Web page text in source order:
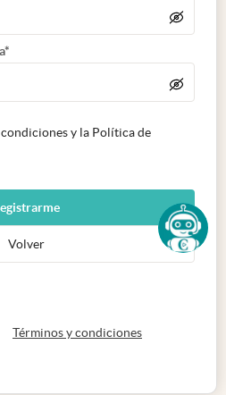
y la Política de
Volver
en nueva pestaña
Términos y condicionesabre en nueva